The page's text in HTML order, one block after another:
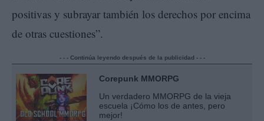
positivas y subrayar también los derechos por encima
de otras cuestiones”.
- - - Continúa leyendo después de la publicidad - - -
Corepunk MMORPG
Un verdadero MMORPG de la vieja
escuela ¡Cómo los de antes, pero
mejor!